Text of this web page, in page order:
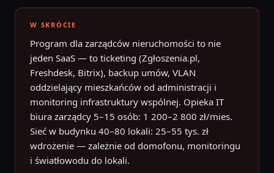
W SKRÓCIE
Program dla zarządców nieruchomości to nie
jeden SaaS — to ticketing (Zgłoszenia.pl,
Freshdesk, Bitrix), backup umów, VLAN
oddzielający mieszkańców od administracji i
monitoring infrastruktury wspólnej. Opieka IT
biura zarządcy 5–15 osób: 1 200–2 800 zł/mies.
Sieć w budynku 40–80 lokali: 25–55 tys. zł
wdrożenie — zależnie od domofonu, monitoringu
i światłowodu do lokali.